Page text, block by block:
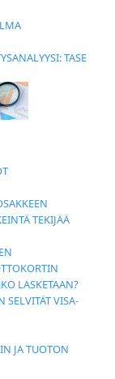
TASE
TEKIJÄÄ
LASKETAAN?
SELVITÄT VISA-
JA TUOTON